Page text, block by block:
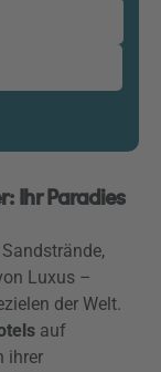
Ihr Paradies
Luxus –
der Welt.
auf
ihrer